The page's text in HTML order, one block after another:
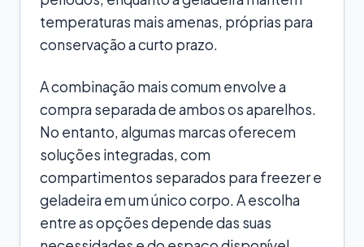
temperaturas mais amenas, próprias para
conservação a curto prazo.
A combinação mais comum envolve a
compra separada de ambos os aparelhos.
No entanto, algumas marcas oferecem
soluções integradas, com
compartimentos separados para freezer e
geladeira em um único corpo. A escolha
entre as opções depende das suas